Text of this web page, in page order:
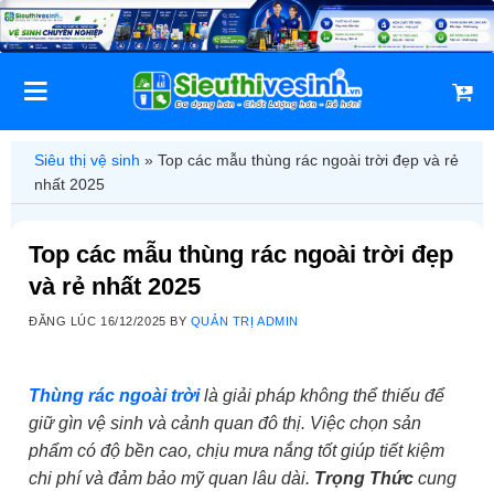
Bỏ
qua
dung
Siêu thị vệ sinh » Top các mẫu thùng rác ngoài trời đẹp và rẻ
nhất 2025
Top các mẫu thùng rác ngoài trời đẹp
và rẻ nhất 2025
ĐĂNG LÚC 16/12/2025 BY QUẢN TRỊ ADMIN
Thùng rác ngoài trờilà giải pháp không thể thiếu để
giữ gìn vệ sinh và cảnh quan đô thị. Việc chọn sản
phẩm có độ bền cao, chịu mưa nắng tốt giúp tiết kiệm
chi phí và đảm bảo mỹ quan lâu dài. Trọng Thức cung